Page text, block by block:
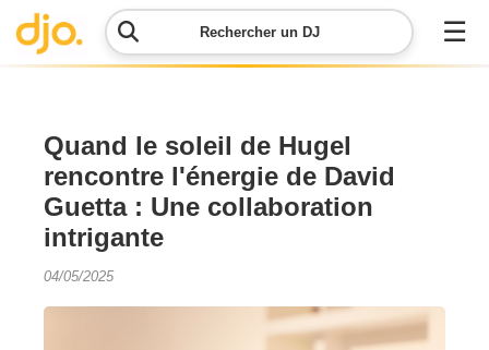
Rechercher un DJ ☰
Menu
Contacter
DJO
ma
demande
Quand le soleil de Hugel
rencontre l'énergie de David
Guetta : Une collaboration
intrigante
04/05/2025